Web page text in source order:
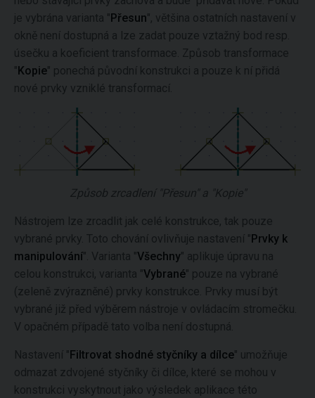
je vybrána varianta "Přesun", většina ostatních nastavení v
okně není dostupná a lze zadat pouze vztažný bod resp.
úsečku a koeficient transformace. Způsob transformace
"Kopie" ponechá původní konstrukci a pouze k ní přidá
nové prvky vzniklé transformací.
Způsob zrcadlení "Přesun" a "Kopie"
Nástrojem lze zrcadlit jak celé konstrukce, tak pouze
vybrané prvky. Toto chování ovlivňuje nastavení "Prvky k
manipulování". Varianta "Všechny" aplikuje úpravu na
celou konstrukci, varianta "Vybrané" pouze na vybrané
(zeleně zvýrazněné) prvky konstrukce. Prvky musí být
vybrané již před výběrem nástroje v ovládacím stromečku.
V opačném případě tato volba není dostupná.
Nastavení "Filtrovat shodné styčníky a dílce" umožňuje
odmazat zdvojené styčníky či dílce, které se mohou v
konstrukci vyskytnout jako výsledek aplikace této